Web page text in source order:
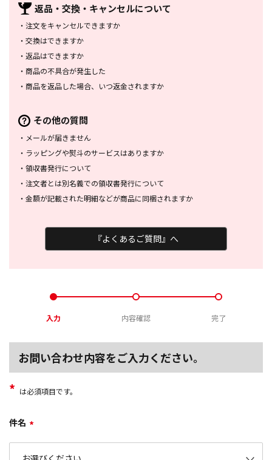
返品・交換・ キャンセルについて
・ 注文をキャンセルできますか
・ 交換はできますか
・ 返品はできますか
・ 商品の不具合が発生した
・ 商品を返品した場合、 いつ返金されますか
その他の質問
・ メールが届きません
・ ラッピングや熨斗のサービスはありますか
・ 領収書発行について
・ 注文者とは別名義での領収書発行について
・ 金額が記載された明細などが商品に同梱されますか
『よくあるご質問』へ
入力 内容確認 完了
お問い合わせ内容をご入力ください。
* は必須項目です。
件名 *